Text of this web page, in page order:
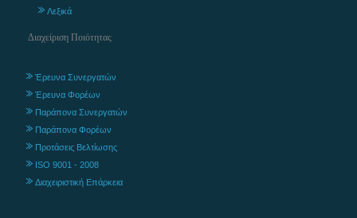
Λεξικά
Διαχείριση Ποιότητας
Έρευνα Συνεργατών
Έρευνα Φορέων
Παράπονα Συνεργατών
Παράπονα Φορέων
Προτάσεις Βελτίωσης
ISO 9001 - 2008
Διαχειριστική Επάρκεια